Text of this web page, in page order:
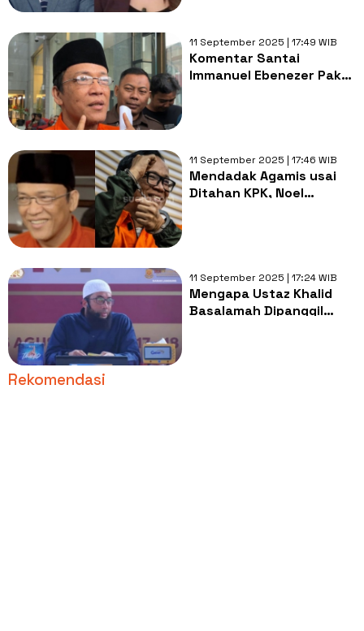
11 September 2025 | 17:49 WIB
Komentar Santai
Immanuel Ebenezer Pakai
11 September 2025 | 17:46 WIB
Mendadak Agamis usai
Ditahan KPK, Noel
11 September 2025 | 17:24 WIB
Mengapa Ustaz Khalid
Basalamah Dipanggil
Rekomendasi